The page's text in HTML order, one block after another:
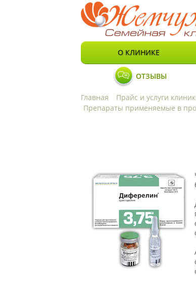
О КЛИНИКЕ
ОТЗЫВЫ
Главная
Прайс и услуги
Препараты применяемые в